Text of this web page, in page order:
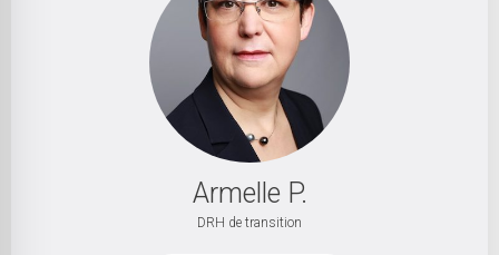
Armelle P.
DRH de transition